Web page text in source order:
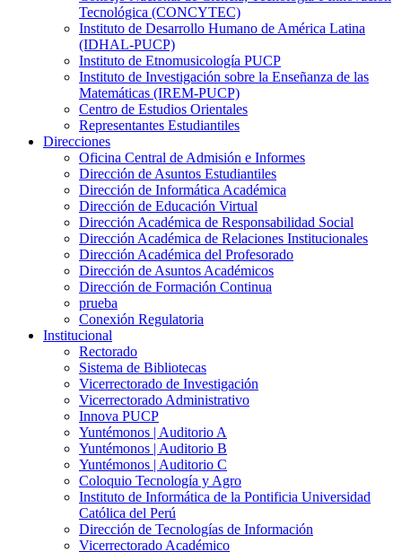
Tecnológica (CONCYTEC)
Instituto de Desarrollo Humano de América Latina
(IDHAL-PUCP)
Instituto de Etnomusicología PUCP
Instituto de Investigación sobre la Enseñanza de las
Matemáticas (IREM-PUCP)
Centro de Estudios Orientales
Representantes Estudiantiles
Direcciones
Oficina Central de Admisión e Informes
Dirección de Asuntos Estudiantiles
Dirección de Informática Académica
Dirección de Educación Virtual
Dirección Académica de Responsabilidad Social
Dirección Académica de Relaciones Institucionales
Dirección Académica del Profesorado
Dirección de Asuntos Académicos
Dirección de Formación Continua
prueba
Conexión Regulatoria
Institucional
Rectorado
Sistema de Bibliotecas
Vicerrectorado de Investigación
Vicerrectorado Administrativo
Innova PUCP
Yuntémonos | Auditorio A
Yuntémonos | Auditorio B
Yuntémonos | Auditorio C
Coloquio Tecnología y Agro
Instituto de Informática de la Pontificia Universidad
Católica del Perú
Dirección de Tecnologías de Información
Vicerrectorado Académico